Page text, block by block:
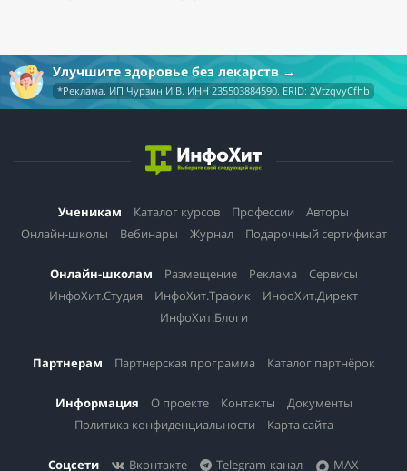
Улучшите здоровье без лекарств
*Реклама. ИП Чурзин И.В. ИНН 235503884590. ERID: 2VtzqvyCfhb
Ученикам Каталог курсов Профессии
Авторы
Онлайн-школы
Вебинары Журнал Подарочный сертификат
Онлайн-школам Размещение Реклама
Сервисы
ИнфоХит.Студия
ИнфоХит.Трафик
ИнфоХит.Директ
ИнфоХит.Блоги
Партнерам Партнерская программа Каталог партнёрок
Информация О проекте Контакты
Документы
Политика конфиденциальности
Карта сайта
Соцсети Вконтакте Telegram-канал MAX